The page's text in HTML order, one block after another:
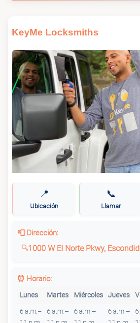
KeyMe Locksmiths
📍
Ubicación
📞
Llamar
📮 Dirección:
1000 W El Norte Pkwy,
⏰ Horario:
Lunes Martes Miércoles Jueves
6 a.m.–
6 a.m.–
6 a.m.–
6 a.m.–